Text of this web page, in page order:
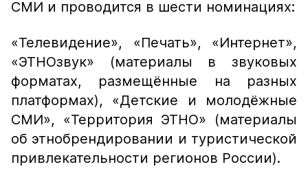
СМИ и проводится в шести номинациях:
«Телевидение», «Печать», «Интернет»,
«ЭТНОзвук» (материалы в звуковых
форматах, размещённые на разных
платформах), «Детские и молодёжные
СМИ», «Территория ЭТНО» (материалы
об этнобрендировании и туристической
привлекательности регионов России).